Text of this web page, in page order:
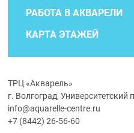
РАБОТА В АКВАРЕЛИ
КАРТА ЭТАЖЕЙ
ТРЦ «Акварель»
г. Волгоград, Университетский
info@aquarelle-centre.ru
+7 (8442) 26-56-60